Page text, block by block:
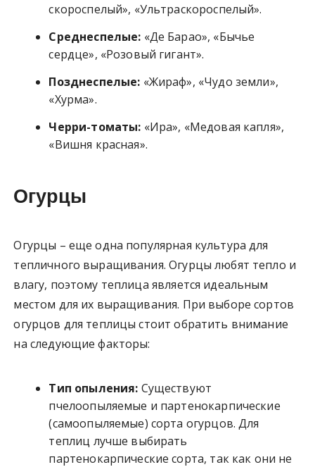
скороспелый», «Ультраскороспелый».
Среднеспелые: «Де Барао», «Бычье
сердце», «Розовый гигант».
Позднеспелые: «Жираф», «Чудо земли»,
«Хурма».
Черри-томаты: «Ира», «Медовая капля»,
«Вишня красная».
Огурцы
Огурцы – еще одна популярная культура для
тепличного выращивания. Огурцы любят тепло и
влагу, поэтому теплица является идеальным
местом для их выращивания. При выборе сортов
огурцов для теплицы стоит обратить внимание
на следующие факторы:
Тип опыления: Существуют
пчелоопыляемые и партенокарпические
(самоопыляемые) сорта огурцов. Для
теплиц лучше выбирать
партенокарпические сорта, так как они не